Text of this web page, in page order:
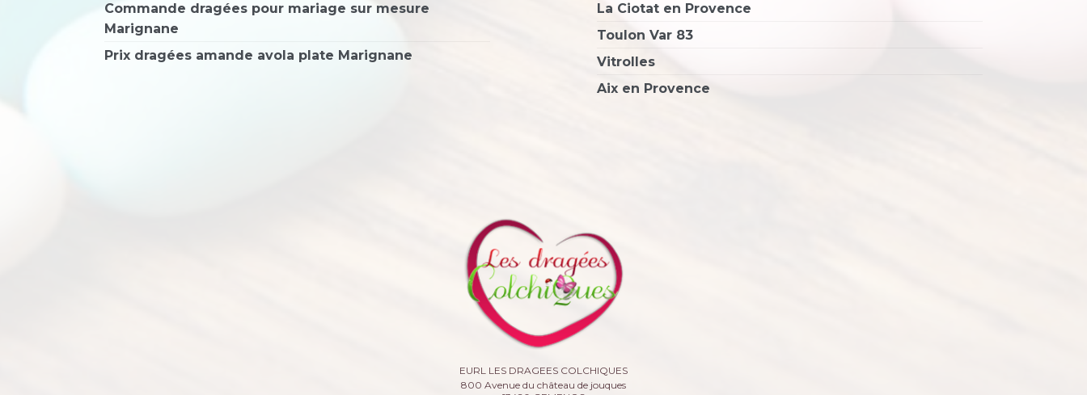
Commande dragées pour mariage sur mesure
Marignane
Prix dragées amande avola plate Marignane
La Ciotat en Provence
Toulon Var 83
Vitrolles
Aix en Provence
EURL LES DRAGEES COLCHIQUES
800 Avenue du château de jouques